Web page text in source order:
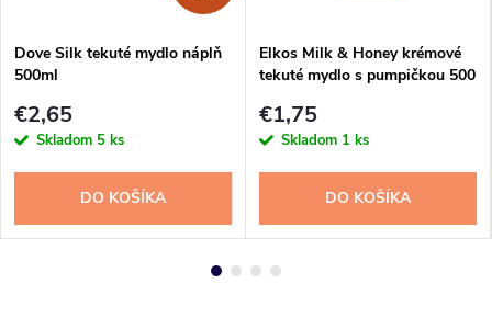
Dove Silk tekuté mydlo náplň
500ml
€2,65
Skladom 5 ks
DO KOŠÍKA
Elkos Milk & Honey krémové
tekuté mydlo s pumpičkou 500
€1,75
Skladom 1 ks
DO KOŠÍKA